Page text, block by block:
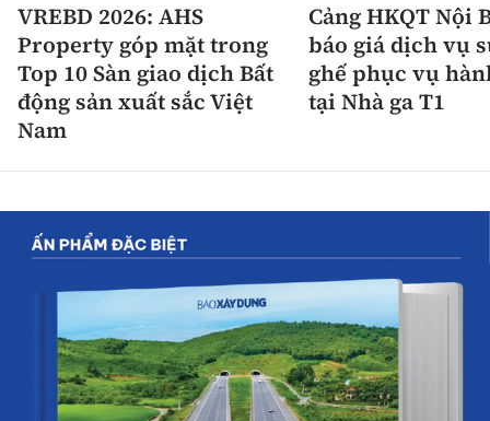
VREBD 2026: AHS
Property góp mặt trong
Top 10 Sàn giao dịch Bất
động sản xuất sắc Việt
Nam
Cảng HKQT Nội
báo giá dịch vụ
ghế phục vụ
tại Nhà ga T1